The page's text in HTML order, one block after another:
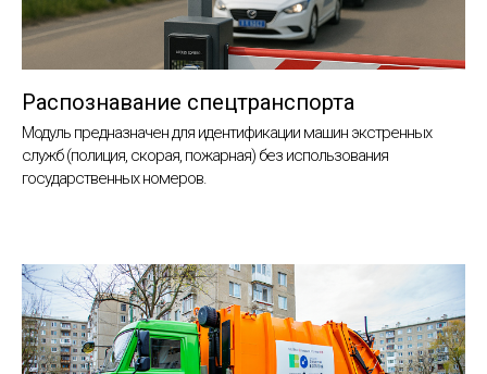
Распознавание спецтранспорта
Модуль предназначен для идентификации машин экстренных
служб (полиция, скорая, пожарная) без использования
государственных номеров.